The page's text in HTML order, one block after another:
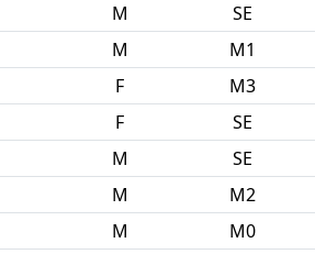
M
SE
M M1
F M3
F
SE
M
SE
M
M2
M
M0